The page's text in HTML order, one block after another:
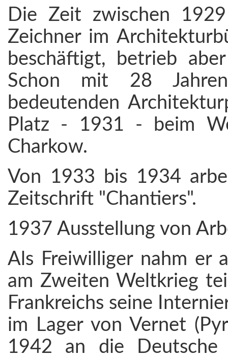
Die Zeit zwischen
Zeichner im
beschäftigt, betrieb
Schon mit 28
bedeutenden
Platz - 1931 - beim
Charkow.
Von 1933 bis 1934
Zeitschrift "Chantiers".
1937 Ausstellung von
Als Freiwilliger nahm er
am Zweiten Weltkrieg
Frankreichs seine
im Lager von Vernet
1942 an die Deutsche